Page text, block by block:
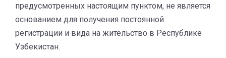
предусмотренных настоящим пунктом, не является
основанием для получения постоянной
регистрации и вида на жительство в Республике
Узбекистан.